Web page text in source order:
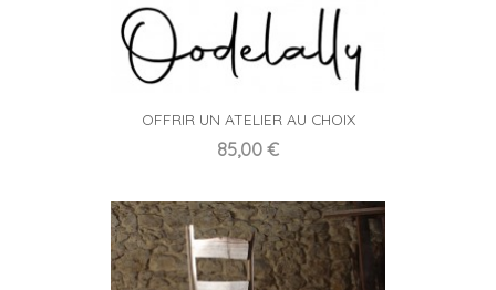
OFFRIR UN ATELIER AU CHOIX
Prix
85,00 €